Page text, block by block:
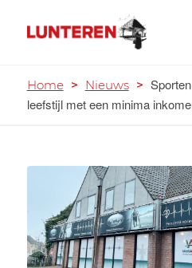
Home > Nieuws >
leefstijl met een minima